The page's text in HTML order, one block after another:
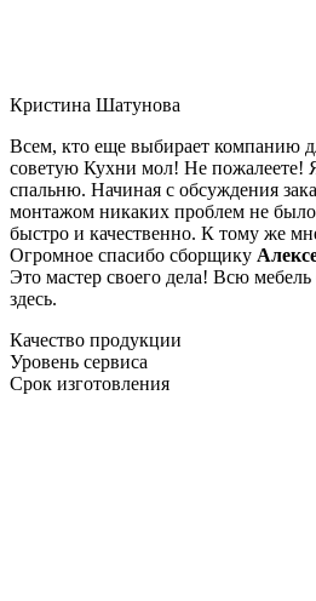
Кристина Шатунова
Всем, кто еще выбирает компанию
советую Кухни мол! Не пожалеете!
спальню. Начиная с обсуждения
монтажом никаких проблем не
быстро и качественно. К тому же
Огромное спасибо сборщику
Это мастер своего дела! Всю мебель
здесь.
Качество продукции
Уровень сервиса
Срок изготовления